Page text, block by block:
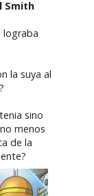
Smith
lograba
la suya al
sino
menos
de la